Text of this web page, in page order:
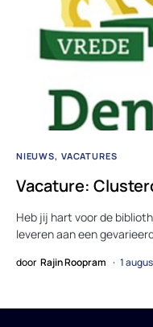
NIEUWS VACATURES
Vacature:
Heb jij hart voor de
leveren aan een
door Rajin Roopram 1